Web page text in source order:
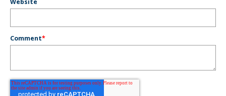
Comment*